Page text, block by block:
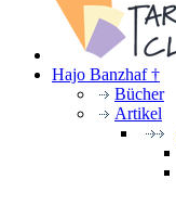
Hajo Banzhaf †
Bücher
Artikel